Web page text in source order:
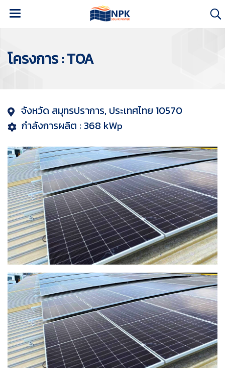
โครงการ : TOA
จังหวัด สมุทรปราการ, ประเทศไทย 10570
กำลังการผลิต : 368 kWp